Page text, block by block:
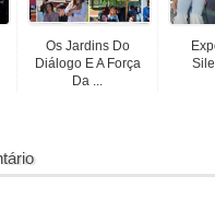
Os Jardins Do
Diálogo E A Força
Da ...